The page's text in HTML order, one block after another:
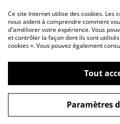
Nous contacter
Politique de confidentialité
©2026AU BAR DES
Ce site Internet utilise des cookies. Les
nous aident à comprendre comment
d'améliorer votre expérience. Vous
et contrôler la façon dont ils sont
cookies ». Vous pouvez également
Tout
Paramètres